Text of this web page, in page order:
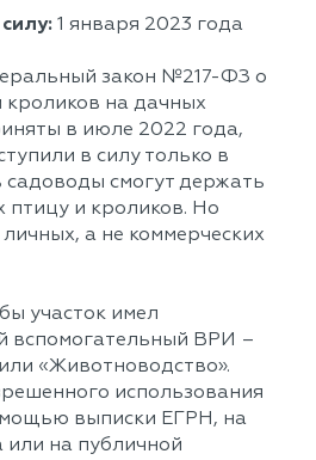
1 января 2023 года
закон №217-ФЗ о
кроликов на дачных
в июле 2022 года,
в силу только в
садоводы смогут держать
птицу и кроликов. Но
а не коммерческих
участок имел
вспомогательный ВРИ –
«Животноводство».
использования
выписки ЕГРН, на
или на публичной